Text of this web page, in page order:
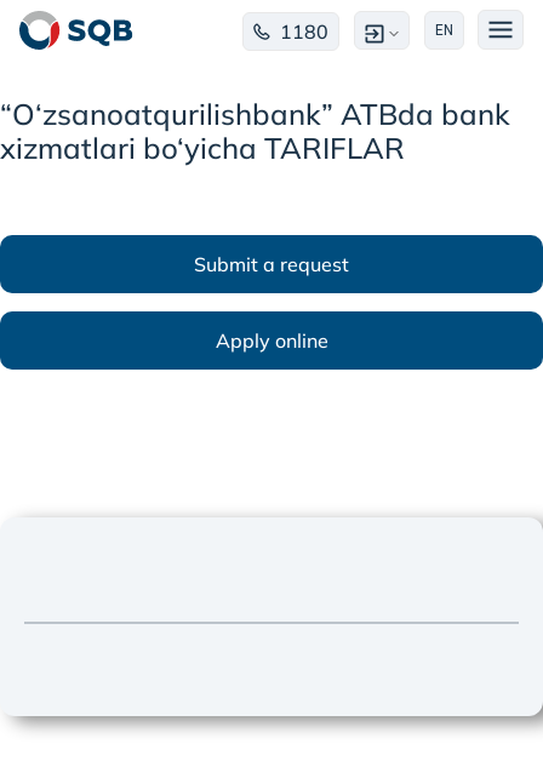
1180 EN
“O‘zsanoatqurilishbank” ATBda bank
xizmatlari bo‘yicha TARIFLAR
Submit a request
Apply online